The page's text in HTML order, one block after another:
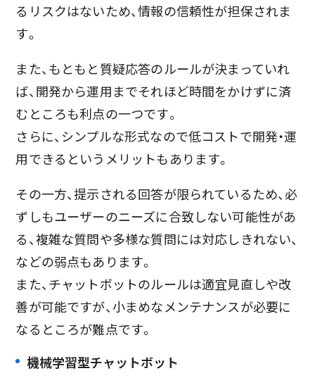
るリスクはないため、情報の信頼性が担保されま
す。
また、もともと質疑応答のルールが決まっていれ
ば、開発から運用までそれほど時間をかけずに済
むところも利点の一つです。
さらに、シンプルな形式なので低コストで開発・運
用できるというメリットもあります。
その一方、提示される回答が限られているため、必
ずしもユーザーのニーズに合致しない可能性があ
る、複雑な質問や多様な質問には対応しきれない、
などの弱点もあります。
また、チャットボットのルールは適宜見直しや改
善が可能ですが、小まめなメンテナンスが必要に
なるところが難点です。
機械学習型チャットボット